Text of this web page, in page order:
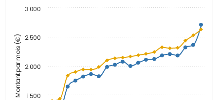
Montant par mois (€) 1 500
2 000
2 500
3 000